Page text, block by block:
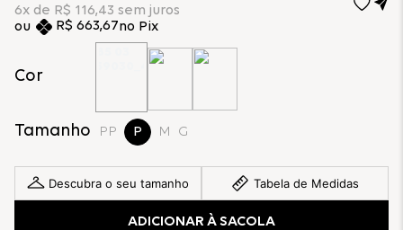
6x de R$ 116,43 sem juros
R$ 663,67no Pix
Cor
Tamanho PP P M G
Descubra o seu tamanho Tabela de Medidas
ADICIONAR À SACOLA